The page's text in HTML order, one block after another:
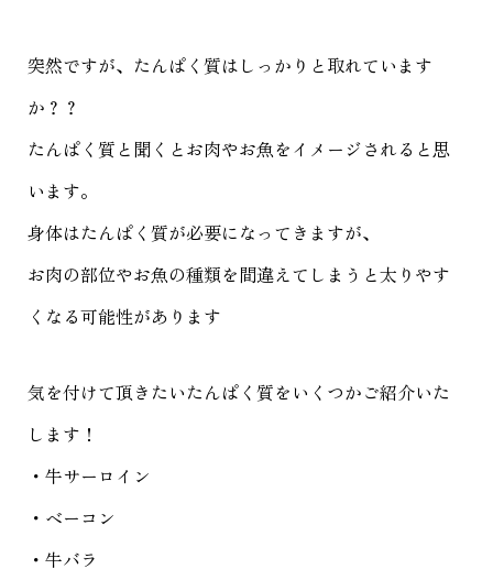
突然ですが、たんぱく質はしっかりと取れています
か？？
たんぱく質と聞くとお肉やお魚をイメージされると思
います。
身体はたんぱく質が必要になってきますが、
お肉の部位やお魚の種類を間違えてしまうと太りやす
くなる可能性があります
気を付けて頂きたいたんぱく質をいくつかご紹介いた
します！
・牛サーロイン
・ベーコン
・牛バラ